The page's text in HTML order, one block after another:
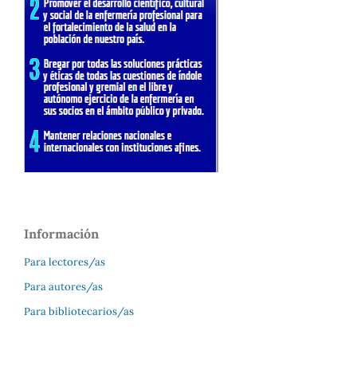
Información
Para lectores/as
Para autores/as
Para bibliotecarios/as